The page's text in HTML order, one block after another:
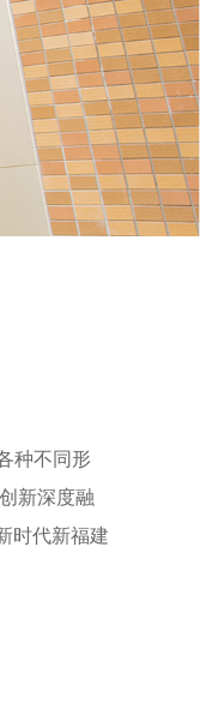
种不同形
新深度融
时代新福建